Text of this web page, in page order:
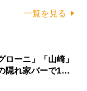
一覧を見る
ローニ」「山崎」
隠れ家バーで1…